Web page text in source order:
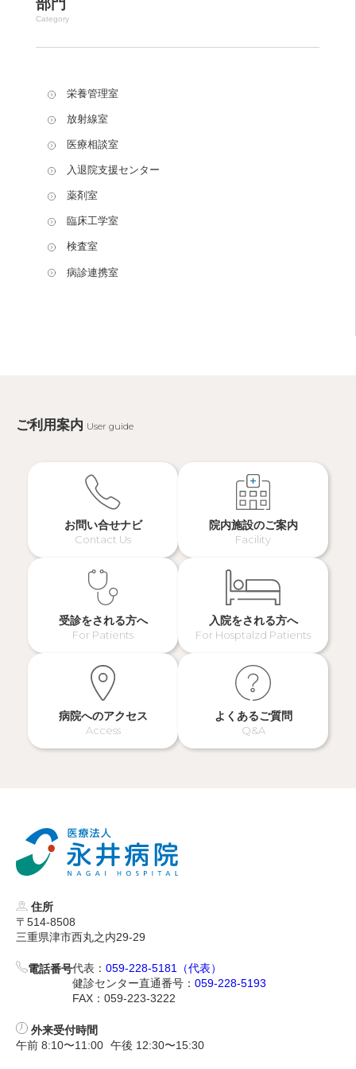
部門
Category
栄養管理室
放射線室
医療相談室
入退院支援センター
薬剤室
臨床工学室
検査室
病診連携室
ご利用案内 User guide
お問い合せナビ
Contact Us
院内施設のご案内
Facility
受診をされる方へ
For Patients
入院をされる方へ
For Hosptalzd Patients
病院へのアクセス
Access
よくあるご質問
Q&A
住所
〒514-8508
三重県津市西丸之内29-29
電話番号代表： 059-228-5181（代表）
健診センター直通番号： 059-228-5193
FAX：059-223-3222
外来受付時間
午前 8:10〜11:00 午後 12:30〜15:30